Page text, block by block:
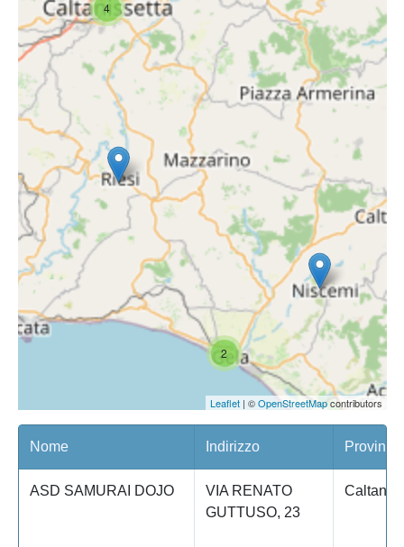
4
2
Leaflet| ©OpenStreetMapcontributors
Nome Indirizzo Provincia
ASD SAMURAI DOJO
VIA RENATO
GUTTUSO, 23